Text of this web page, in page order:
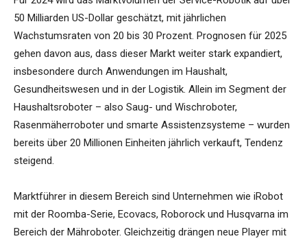
50 Milliarden US-Dollar geschätzt, mit jährlichen
Wachstumsraten von 20 bis 30 Prozent. Prognosen für 2025
gehen davon aus, dass dieser Markt weiter stark expandiert,
insbesondere durch Anwendungen im Haushalt,
Gesundheitswesen und in der Logistik. Allein im Segment der
Haushaltsroboter – also Saug- und Wischroboter,
Rasenmäherroboter und smarte Assistenzsysteme – wurden
bereits über 20 Millionen Einheiten jährlich verkauft, Tendenz
steigend.
Marktführer in diesem Bereich sind Unternehmen wie iRobot
mit der Roomba-Serie, Ecovacs, Roborock und Husqvarna im
Bereich der Mähroboter. Gleichzeitig drängen neue Player mit